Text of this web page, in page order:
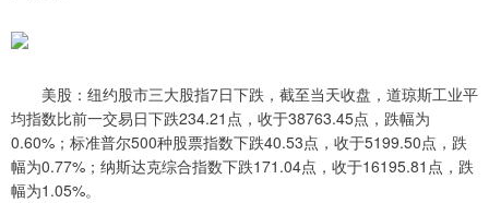
美股：纽约股市三大股指7日下跌，截至当天收盘，道琼斯工业平
均指数比前一交易日下跌234.21点，收于38763.45点，跌幅为
0.60%；标准普尔500种股票指数下跌40.53点，收于5199.50点，跌
幅为0.77%；纳斯达克综合指数下跌171.04点，收于16195.81点，跌
幅为1.05%。